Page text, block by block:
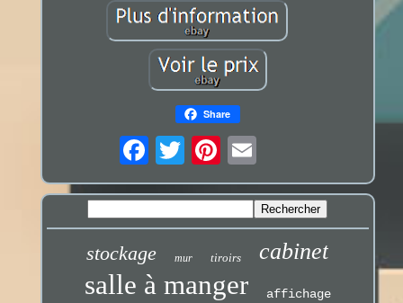
Share
stockage mur tiroirs cabinet
salle à manger affichage